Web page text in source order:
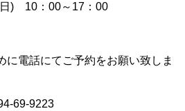
) 10：00～17：00
電話にてご予約をお願い致しま
69-9223